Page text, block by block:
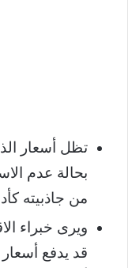
تظل أسعار
بحالة عدم
من جاذبيته
ويرى خبراء
قد يدفع